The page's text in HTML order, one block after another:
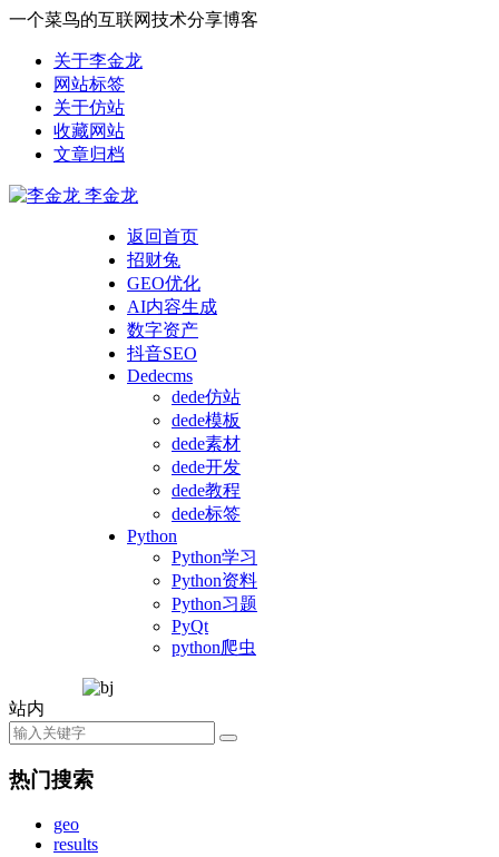
一个菜鸟的互联网技术分享博客
关于李金龙
网站标签
关于仿站
收藏网站
文章归档
李金龙
返回首页
招财兔
GEO优化
AI内容生成
数字资产
抖音SEO
Dedecms
dede仿站
dede模板
dede素材
dede开发
dede教程
dede标签
Python
Python学习
Python资料
Python习题
PyQt
python爬虫
站内
热门搜索
geo
results